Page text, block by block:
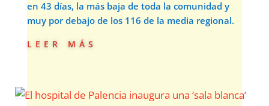
en 43 días, la más baja de toda la comunidad y
muy por debajo de los 116 de la media regional.
leer más